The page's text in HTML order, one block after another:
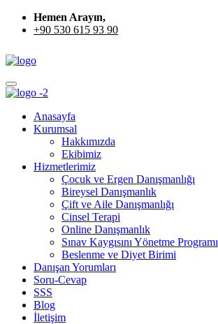
Hemen Arayın,
+90 530 615 93 90
Anasayfa
Kurumsal
Hakkımızda
Ekibimiz
Hizmetlerimiz
Çocuk ve Ergen Danışmanlığı
Bireysel Danışmanlık
Çift ve Aile Danışmanlığı
Cinsel Terapi
Online Danışmanlık
Sınav Kaygısını Yönetme Programı
Beslenme ve Diyet Birimi
Danışan Yorumları
Soru-Cevap
SSS
Blog
İletişim